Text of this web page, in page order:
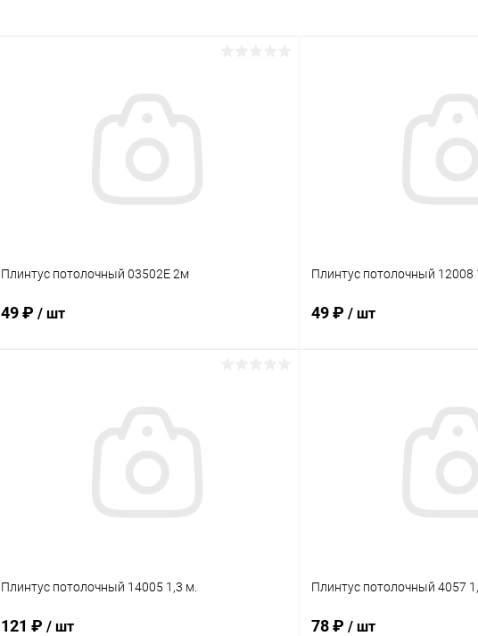
Плинтус потолочный 03502Е 2м
49 ₽ / шт
Плинтус потолочный 12008
49 ₽ / шт
Плинтус потолочный 14005 1,3 м.
121 ₽ / шт
Плинтус потолочный 4057
78 ₽ / шт